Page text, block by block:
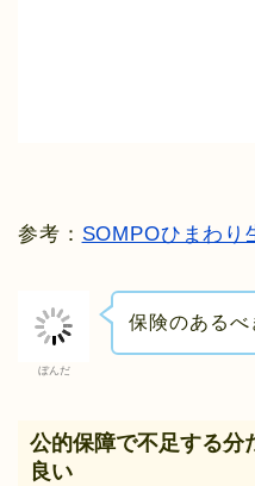
参考： SOMPOひまわり
ぼんだ
保険のあるべ
公的保障で不足する分
良い